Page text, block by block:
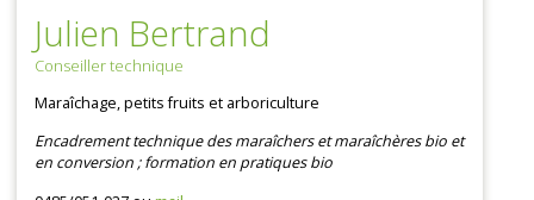
Julien Bertrand
Conseiller technique
Maraîchage, petits fruits et arboriculture
Encadrement technique des maraîchers et maraîchères bio et
en conversion ; formation en pratiques bio